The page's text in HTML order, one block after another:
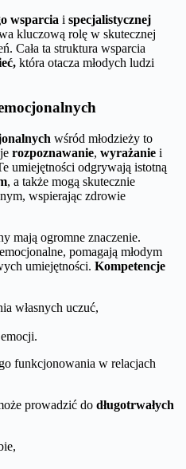
wsparcia i specjalistycznej
kluczową rolę w skutecznej
Cała ta struktura wsparcia
która otacza młodych ludzi
wśród młodzieży to
rozpoznawanie, wyrażanie i
umiejętności odgrywają istotną
, a także mogą skutecznie
wspierając zdrowie
mają ogromne znaczenie.
pomagają młodym
umiejętności. Kompetencje
własnych uczuć,
funkcjonowania w relacjach
prowadzić do długotrwałych